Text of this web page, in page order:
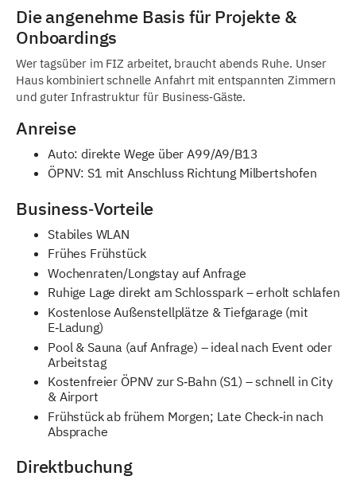
Die angenehme Basis für Projekte &
Onboardings
Wer tagsüber im FIZ arbeitet, braucht abends Ruhe. Unser
Haus kombiniert schnelle Anfahrt mit entspannten Zimmern
und guter Infrastruktur für Business‑Gäste.
Anreise
Auto: direkte Wege über A99/A9/B13
ÖPNV: S1 mit Anschluss Richtung Milbertshofen
Business‑Vorteile
Stabiles WLAN
Frühes Frühstück
Wochenraten/Longstay auf Anfrage
Ruhige Lage direkt am Schlosspark – erholt schlafen
Kostenlose Außenstellplätze & Tiefgarage (mit
E‑Ladung)
Pool & Sauna (auf Anfrage) – ideal nach Event oder
Arbeitstag
Kostenfreier ÖPNV zur S‑Bahn (S1) – schnell in City
& Airport
Frühstück ab frühem Morgen; Late Check‑in nach
Absprache
Direktbuchung